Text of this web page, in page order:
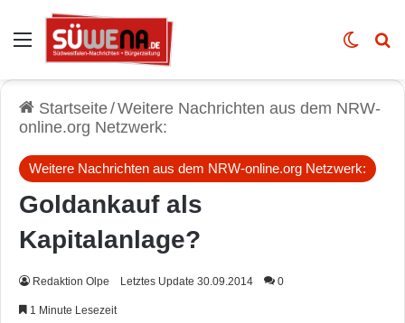
Auswahl Skin
Startseite/Weitere Nachrichten aus dem NRW-
online.org Netzwerk:
Weitere Nachrichten aus dem NRW-online.org Netzwerk:
Goldankauf als
Kapitalanlage?
Redaktion Olpe Letztes Update 30.09.2014 0
1 Minute Lesezeit